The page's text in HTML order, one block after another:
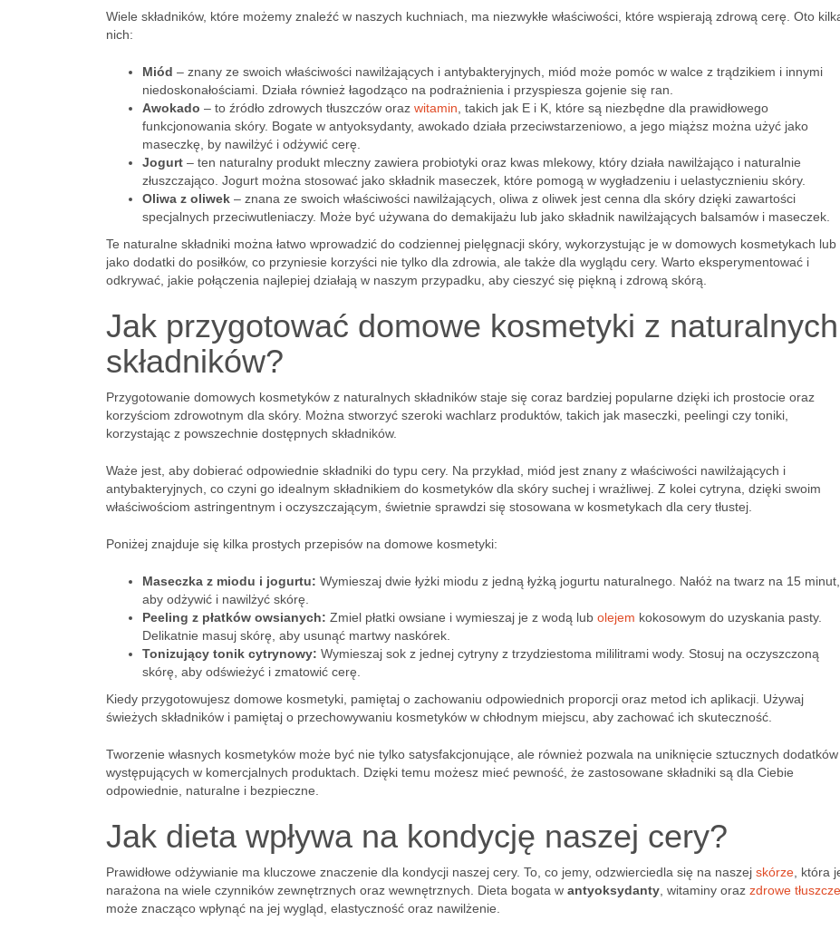
Wiele składników, które możemy znaleźć w naszych kuchniach, ma niezwykłe właściwości, które wspierają zdrową cerę. Oto
nich:
Miód – znany ze swoich właściwości nawilżających i antybakteryjnych, miód może pomóc w walce z trądzikiem i innymi
niedoskonałościami. Działa również łagodząco na podrażnienia i przyspiesza gojenie się ran.
Awokado – to źródło zdrowych tłuszczów oraz witamin , takich jak E i K, które są niezbędne dla prawidłowego
funkcjonowania skóry. Bogate w antyoksydanty, awokado działa przeciwstarzeniowo, a jego miąższ można użyć jako
maseczkę, by nawilżyć i odżywić cerę.
Jogurt – ten naturalny produkt mleczny zawiera probiotyki oraz kwas mlekowy, który działa nawilżająco i naturalnie
złuszczająco. Jogurt można stosować jako składnik maseczek, które pomogą w wygładzeniu i uelastycznieniu skóry.
Oliwa z oliwek – znana ze swoich właściwości nawilżających, oliwa z oliwek jest cenna dla skóry dzięki zawartości
specjalnych przeciwutleniaczy. Może być używana do demakijażu lub jako składnik nawilżających balsamów i maseczek.
Te naturalne składniki można łatwo wprowadzić do codziennej pielęgnacji skóry, wykorzystując je w domowych kosmetykach lub
jako dodatki do posiłków, co przyniesie korzyści nie tylko dla zdrowia, ale także dla wyglądu cery. Warto eksperymentować i
odkrywać, jakie połączenia najlepiej działają w naszym przypadku, aby cieszyć się piękną i zdrową skórą.
Jak przygotować domowe kosmetyki z naturalnych
składników?
Przygotowanie domowych kosmetyków z naturalnych składników staje się coraz bardziej popularne dzięki ich prostocie oraz
korzyściom zdrowotnym dla skóry. Można stworzyć szeroki wachlarz produktów, takich jak maseczki, peelingi czy toniki,
korzystając z powszechnie dostępnych składników.
Waże jest, aby dobierać odpowiednie składniki do typu cery. Na przykład, miód jest znany z właściwości nawilżających i
antybakteryjnych, co czyni go idealnym składnikiem do kosmetyków dla skóry suchej i wrażliwej. Z kolei cytryna, dzięki swoim
właściwościom astringentnym i oczyszczającym, świetnie sprawdzi się stosowana w kosmetykach dla cery tłustej.
Poniżej znajduje się kilka prostych przepisów na domowe kosmetyki:
Maseczka z miodu i jogurtu: Wymieszaj dwie łyżki miodu z jedną łyżką jogurtu naturalnego. Nałóż na twarz na 15 minut,
aby odżywić i nawilżyć skórę.
Peeling z płatków owsianych: Zmiel płatki owsiane i wymieszaj je z wodą lub olejem kokosowym do uzyskania pasty.
Delikatnie masuj skórę, aby usunąć martwy naskórek.
Tonizujący tonik cytrynowy: Wymieszaj sok z jednej cytryny z trzydziestoma mililitrami wody. Stosuj na oczyszczoną
skórę, aby odświeżyć i zmatowić cerę.
Kiedy przygotowujesz domowe kosmetyki, pamiętaj o zachowaniu odpowiednich proporcji oraz metod ich aplikacji. Używaj
świeżych składników i pamiętaj o przechowywaniu kosmetyków w chłodnym miejscu, aby zachować ich skuteczność.
Tworzenie własnych kosmetyków może być nie tylko satysfakcjonujące, ale również pozwala na uniknięcie sztucznych dodatków
występujących w komercjalnych produktach. Dzięki temu możesz mieć pewność, że zastosowane składniki są dla Ciebie
odpowiednie, naturalne i bezpieczne.
Jak dieta wpływa na kondycję naszej cery?
Prawidłowe odżywianie ma kluczowe znaczenie dla kondycji naszej cery. To, co jemy, odzwierciedla się na naszej skórze , która
narażona na wiele czynników zewnętrznych oraz wewnętrznych. Dieta bogata w antyoksydanty , witaminy oraz zdrowe tłuszcze
może znacząco wpłynąć na jej wygląd, elastyczność oraz nawilżenie.